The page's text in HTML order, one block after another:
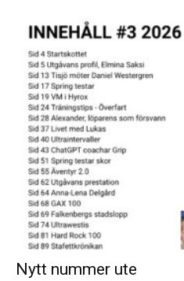
Nytt nummer ute